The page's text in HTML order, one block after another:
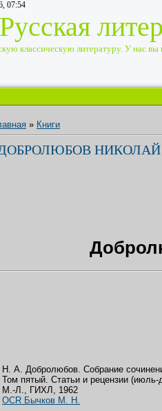
07:54
Русская
классическую литературу. У нас
» Книги
А. Добролюбов. Собрание
пятый. Статьи и рецензии (июль-
Л., ГИХЛ, 1962
OCR Бычков М. Н.